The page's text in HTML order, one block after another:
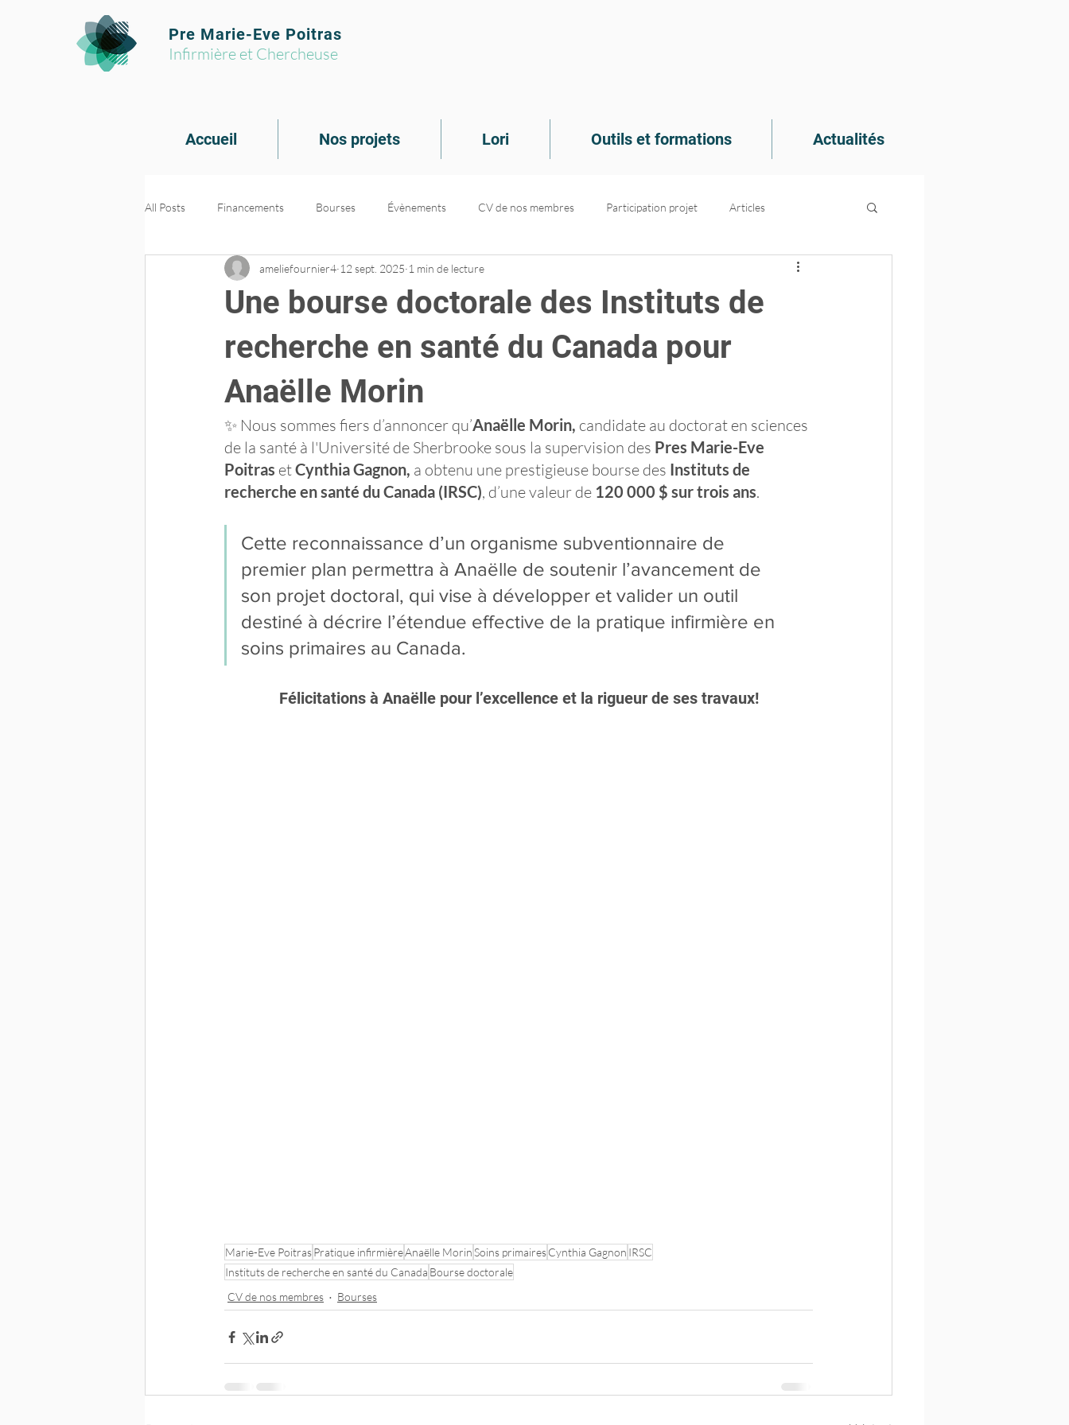
Pre Marie-Eve Poitras
Infirmière et Chercheuse
Accueil Nos projets Lori Outils et formations Actualités
All Posts Financements Bourses Évènements CV de nos membres Participation projet Articles
Formations et outils Transfert de connaissances Recrutement
Une bourse doctorale des Instituts de
recherche en santé du Canada pour
Anaëlle Morin
ameliefournier4 12 sept. 2025 1 min de lecture
✨ Nous sommes fiers d’annoncer qu’Anaëlle Morin, candidate au doctorat en sciences
de la santé à l'Université de Sherbrooke sous la supervision des Pres Marie-Eve
Poitras et Cynthia Gagnon, a obtenu une prestigieuse bourse des Instituts de
recherche en santé du Canada (IRSC), d’une valeur de 120 000 $ sur trois ans.
Cette reconnaissance d’un organisme subventionnaire de
premier plan permettra à Anaëlle de soutenir l’avancement de
son projet doctoral, qui vise à développer et valider un outil
destiné à décrire l’étendue effective de la pratique infirmière en
soins primaires au Canada.
Félicitations à Anaëlle pour l’excellence et la rigueur de ses travaux!
Marie-Eve PoitrasPratique infirmièreAnaëlle MorinSoins primairesCynthia Gagnon IRSC
Instituts de recherche en santé du Canada Bourse doctorale
CV de nos membres
Bourses